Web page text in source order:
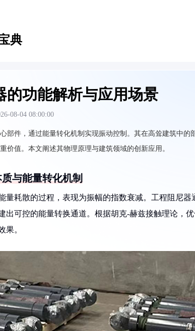
典
的功能解析与应用场景
08-04 08:00:00
部件，通过能量转化机制实现振动控制。其在高耸建筑中的
价值。本文阐述其物理原理与建筑领域的创新应用。
与能量转化机制
量耗散的过程，表现为振幅的指数衰减。工程阻尼
出可控的能量转换通道。根据胡克-赫兹接触理论，
果。